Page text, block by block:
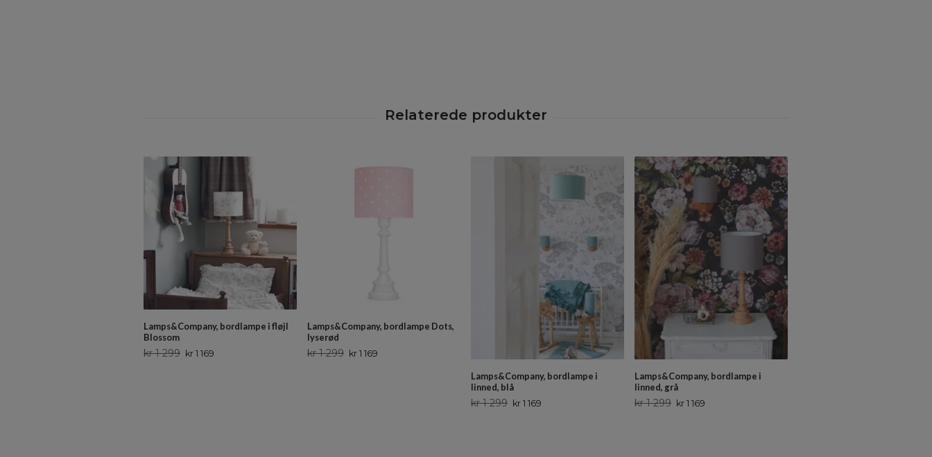
Lamps&Company, bordlampe i fløjl
Blossom
kr 1 299 kr 1 169
Lamps&Company, bordlampe Dots,
lyserød
kr 1 299 kr 1 169
Lamps&Company, bordlampe i
linned, blå
kr 1 299 kr 1 169
Lamps&Company, bordlampe i
linned, grå
kr 1 299 kr 1 169